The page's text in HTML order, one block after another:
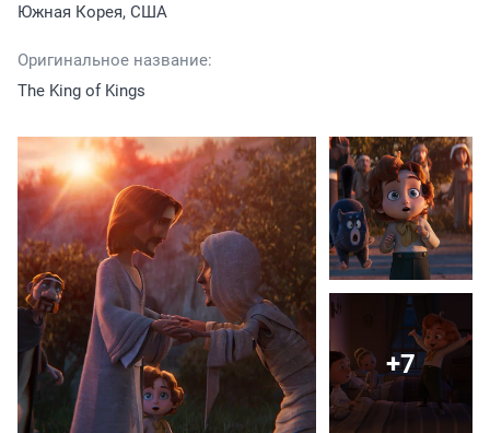
Южная Корея, США
Оригинальное название:
The King of Kings
+7